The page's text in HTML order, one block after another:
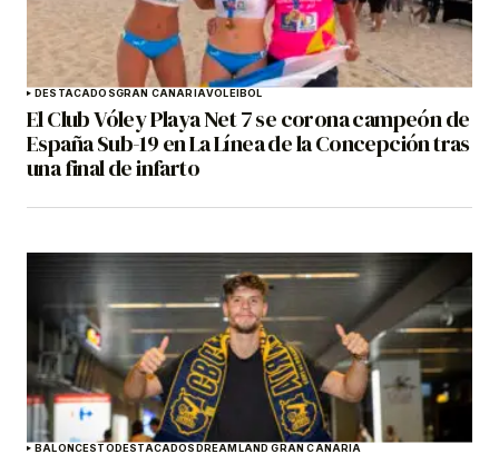
DESTACADOSGRAN CANARIAVOLEIBOL
El Club Vóley Playa Net 7 se corona campeón de
España Sub-19 en La Línea de la Concepción tras
una final de infarto
BALONCESTODESTACADOSDREAMLAND GRAN CANARIA